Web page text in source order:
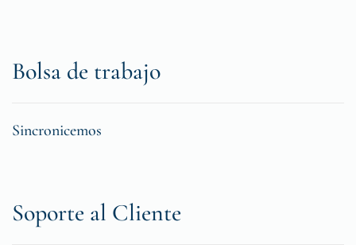
Bolsa de trabajo
Sincronicemos
Soporte al Cliente